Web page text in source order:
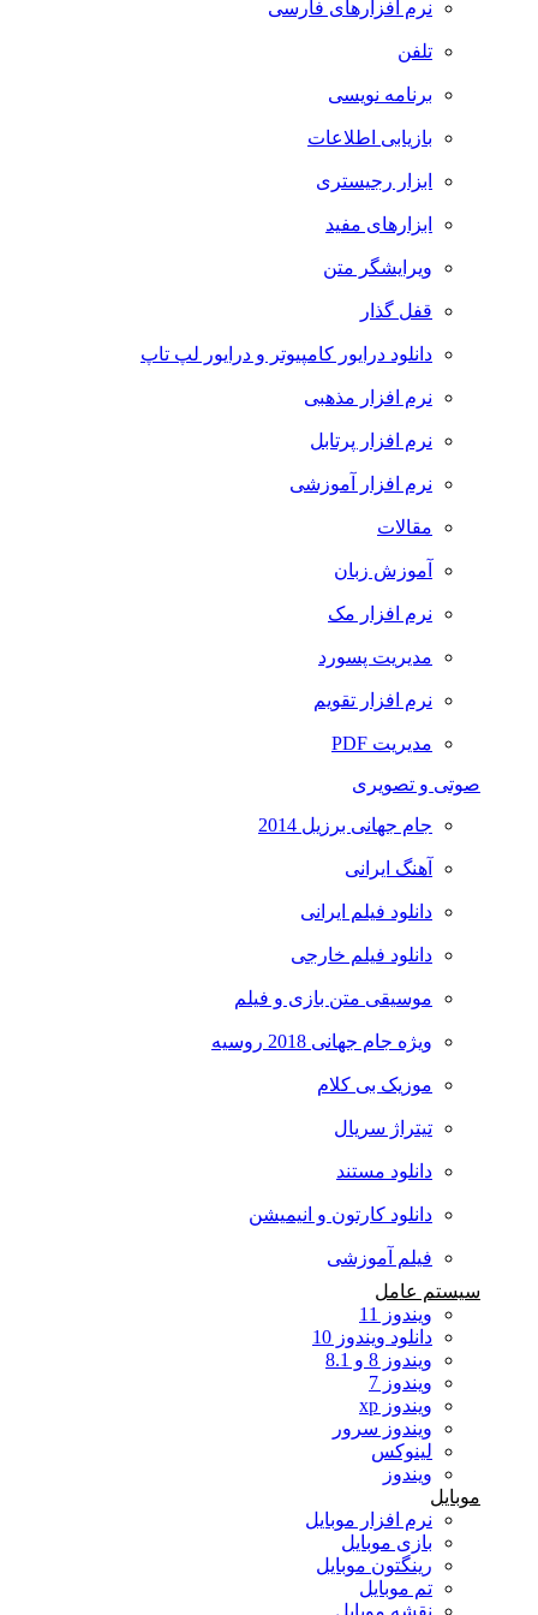
نرم افزارهای فارسی
تلفن
برنامه نویسی
بازیابی اطلاعات
ابزار رجیستری
ابزارهای مفید
ویرایشگر متن
قفل گذار
دانلود درایور کامپیوتر و درایور لپ تاپ
نرم افزار مذهبی
نرم افزار پرتابل
نرم افزار آموزشی
مقالات
آموزش زبان
نرم افزار مک
مدیریت پسورد
نرم افزار تقویم
مدیریت PDF
صوتی و تصویری
جام جهانی برزیل 2014
آهنگ ایرانی
دانلود فیلم ایرانی
دانلود فیلم خارجی
موسیقی متن بازی و فیلم
ویژه جام جهانی 2018 روسیه
موزیک بی کلام
تیتراژ سریال
دانلود مستند
دانلود کارتون و انیمیشن
فیلم آموزشی
سیستم عامل
ویندوز 11
دانلود ویندوز 10
ویندوز 8 و 8.1
ویندوز 7
ویندوز xp
ویندوز سرور
لینوکس
ویندوز
موبایل
نرم افزار موبایل
بازی موبایل
رینگتون موبایل
تم موبایل
نقشه موبایل